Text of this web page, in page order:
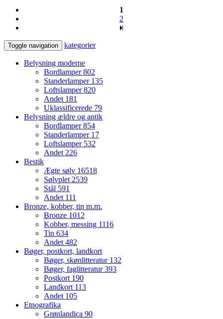
1
2
Toggle navigation kategorier
Belysning moderne
Bordlamper802
Standerlamper 135
Loftslamper820
Andet 181
Uklassificerede 79
Belysning ældre og antik
Bordlamper854
Standerlamper 17
Loftslamper 532
Andet 226
Bestik
Ægte sølv 16518
Sølvplet 2539
Stål 591
Andet 111
Bronze, kobber, tin m.m.
Bronze 1012
Kobber, messing 1116
Tin 634
Andet 482
Bøger, postkort, landkort
Bøger, skønlitteratur 132
Bøger, faglitteratur393
Postkort 190
Landkort 113
Andet 105
Etnografika
Grønlandica 90